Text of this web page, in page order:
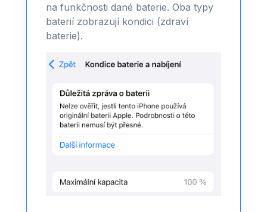
na funkčnosti dané baterie. Oba typy
baterií zobrazují kondici (zdraví
baterie).